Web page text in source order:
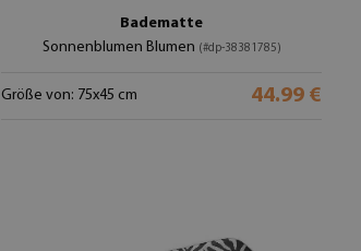
Badematte
Sonnenblumen Blumen (#dp-38381785)
Größe von: 75x45 cm 44.99 €